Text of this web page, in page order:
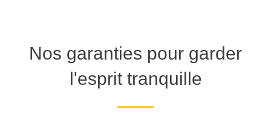
Nos garanties pour garder
l'esprit tranquille